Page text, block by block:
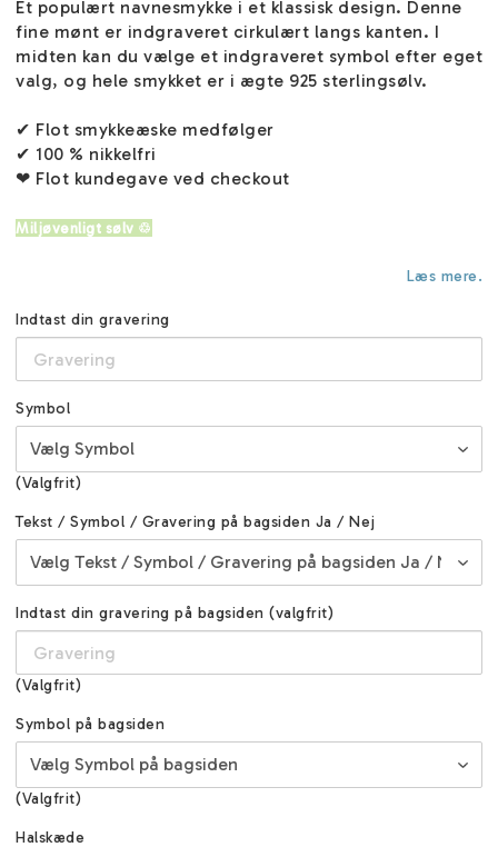
Et populært navnesmykke i et klassisk design. Denne
fine mønt er indgraveret cirkulært langs kanten. I
midten kan du vælge et indgraveret symbol efter eget
valg, og hele smykket er i ægte 925 sterlingsølv.
✔ Flot smykkeæske medfølger
✔ 100 % nikkelfri
❤ Flot kundegave ved checkout
Miljøvenligt sølv ♲
Læs mere.
Indtast din gravering
Symbol
(Valgfrit)
Tekst / Symbol / Gravering på bagsiden Ja / Nej
Indtast din gravering på bagsiden (valgfrit)
(Valgfrit)
Symbol på bagsiden
(Valgfrit)
Halskæde